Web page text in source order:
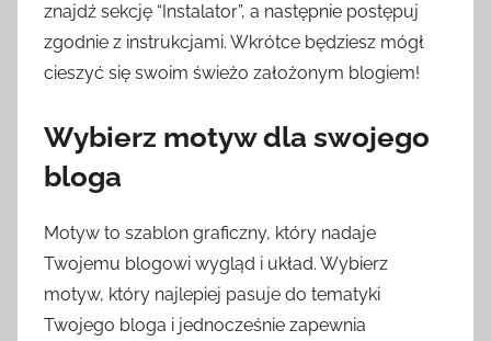
znajdź sekcję “Instalator”, a następnie postępuj
zgodnie z instrukcjami. Wkrótce będziesz mógł
cieszyć się swoim świeżo założonym blogiem!
Wybierz motyw dla swojego
bloga
Motyw to szablon graficzny, który nadaje
Twojemu blogowi wygląd i układ. Wybierz
motyw, który najlepiej pasuje do tematyki
Twojego bloga i jednocześnie zapewnia